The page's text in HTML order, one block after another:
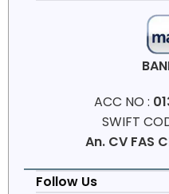
ACC NO :
SWIFT
An. CV FAS
Follow Us